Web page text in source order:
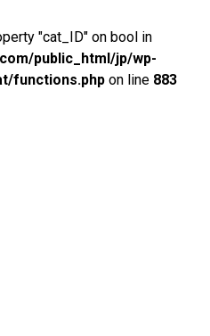
"cat_ID" on bool in
public_html/jp/wp-
functions.php on line 883